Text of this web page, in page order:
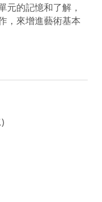
元的記憶和了解，
，來增進藝術基本